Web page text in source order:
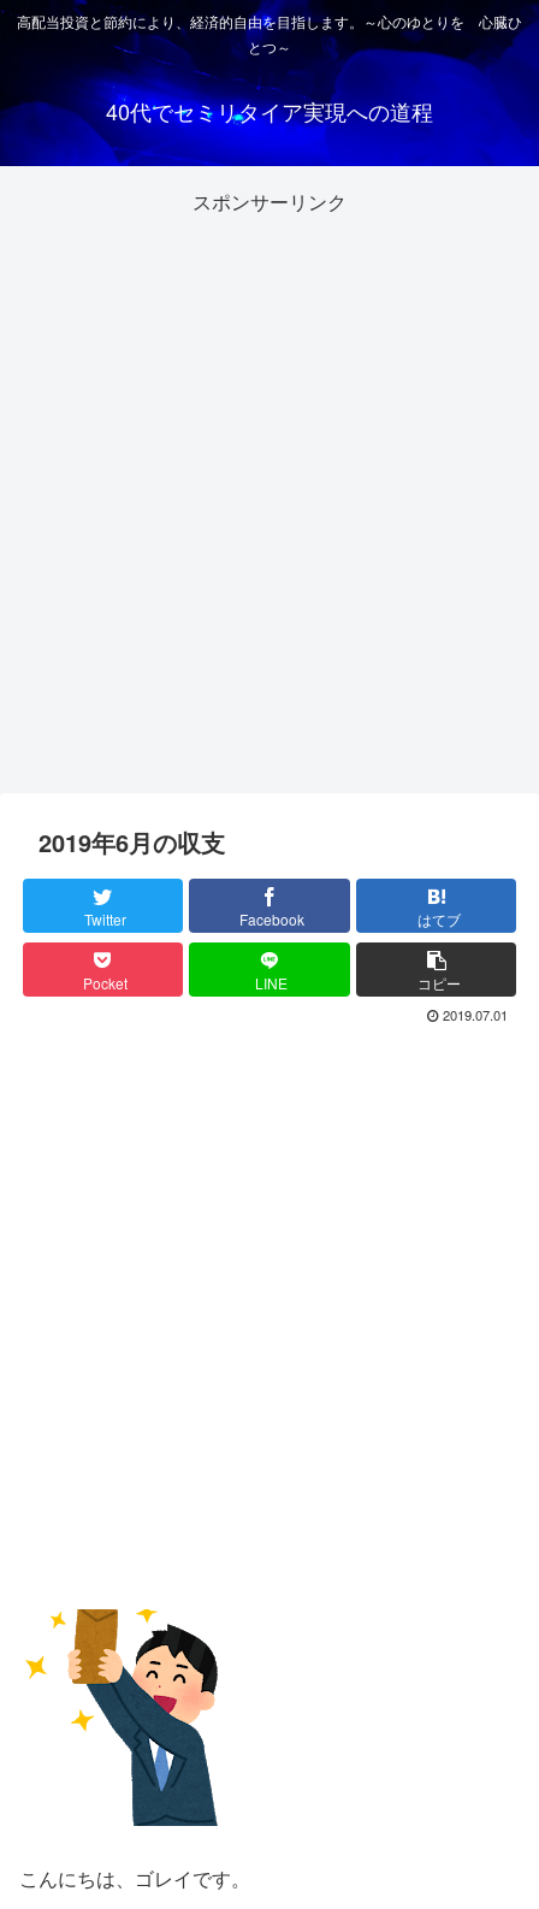
高配当投資と節約により、経済的自由を目指します。～心のゆとりを 心臓ひ
とつ～
40代でセミリタイア実現への道程
スポンサーリンク
2019年6月の収支
Twitter Facebook はてブ
Pocket LINE コピー
2019.07.01
こんにちは、ゴレイです。